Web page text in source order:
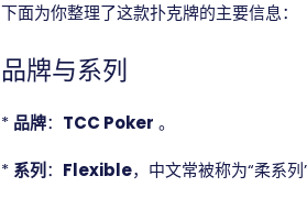
下面为你整理了这款扑克牌的主要信息：
品牌与系列
* 品牌： TCC Poker 。
* 系列 ： Flexible，中文常被称为“柔系列